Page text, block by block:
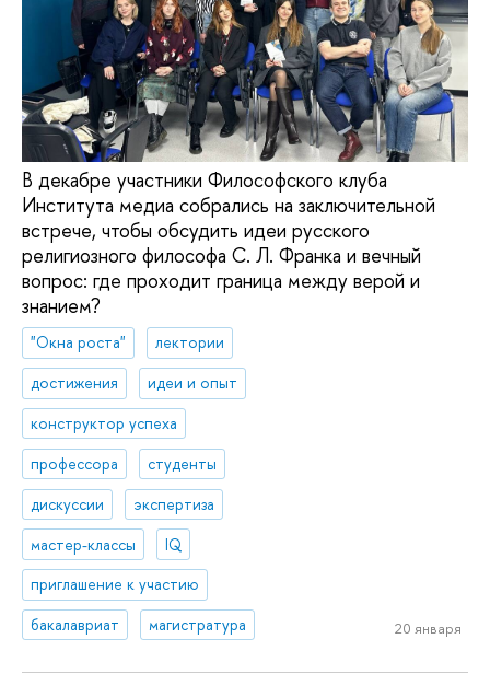
В декабре участники Философского клуба
Института медиа собрались на заключительной
встрече, чтобы обсудить идеи русского
религиозного философа С. Л. Франка и вечный
вопрос: где проходит граница между верой и
знанием?
"Окна роста"
лектории
достижения
идеи и опыт
конструктор успеха
профессора
студенты
дискуссии
экспертиза
мастер-классы
IQ
приглашение к участию
бакалавриат
магистратура 20 января